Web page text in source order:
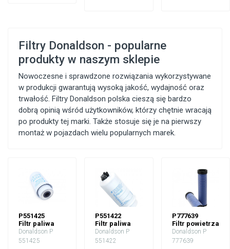
Filtry Donaldson - popularne
produkty w naszym sklepie
Nowoczesne i sprawdzone rozwiązania wykorzystywane
w produkcji gwarantują wysoką jakość, wydajność oraz
trwałość. Filtry Donaldson polska cieszą się bardzo
dobrą opinią wśród użytkowników, którzy chętnie wracają
po produkty tej marki. Także stosuje się je na pierwszy
montaż w pojazdach wielu popularnych marek.
P551425
Filtr paliwa
Donaldson P
551425
P551422
Filtr paliwa
Donaldson P
551422
P777639
Filtr powietrza
Donaldson P
777639